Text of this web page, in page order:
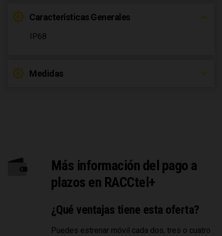
Características Generales
IP68
Medidas
Más información del pago a
plazos en RACCtel+
¿Qué ventajas tiene esta oferta?
Puedes estrenar móvil cada dos, tres o cuatro